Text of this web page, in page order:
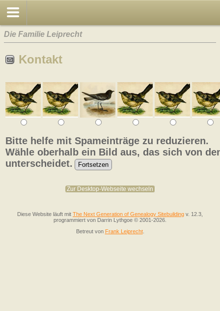
Die Familie Leiprecht
Kontakt
Bitte helfe mit Spameinträge zu reduzieren.
Wähle oberhalb ein Bild aus, das sich von
unterscheidet.
Zur Desktop-Webseite wechseln
Diese Website läuft mit The Next Generation of Genealogy Sitebuilding v. 12.3,
programmiert von Darrin Lythgoe © 2001-2026.
Betreut von Frank Leiprecht.